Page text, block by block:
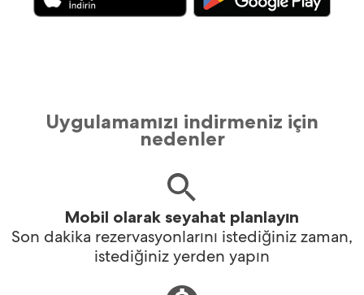
Uygulamamızı indirmeniz için
nedenler
Mobil olarak seyahat planlayın
Son dakika rezervasyonlarını istediğiniz zaman,
istediğiniz yerden yapın